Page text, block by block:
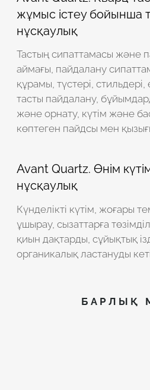
жұмыс істеу бойынша
нұсқаулық
Тастың сипаттамасы және
аймағы, пайдалану
құрамы, түстері,
тасты пайдалану,
және орнату, күтім және
көптеген пайдсы мен
Avant Quartz. Өнім
нұсқаулық
Күнделікті күтім, жоғары
ұшырау, сызаттарға
қиын дақтарды, сұйықтық
органикалық ластануды
БАРЛЫҚ
ЖОБАНЫ